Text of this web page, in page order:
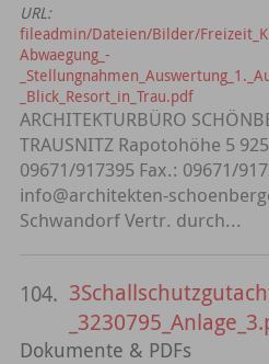
URL:
fileadmin/Dateien/Bilder/
Abwaegung_-
_Blick_Resort_in_Trau.pdf
ARCHITEKTURBÜRO
TRAUSNITZ Rapotohöhe 5
09671/917395 Fax.: 09671/
info@architekten-
Schwandorf Vertr. durch...
104.
Dokumente & PDFs